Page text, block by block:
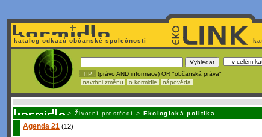
katalog odkazů občanské společnosti
! TIP : (právo AND informace) OR "občanská práva"
navrhni změnu
o kormidle nápověda
> Životní prostředí > Ekologická politika
Agenda 21 (12)